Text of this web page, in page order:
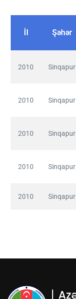
İl Şəhər
2010 Sinqapur
2010 Sinqapur
2010 Sinqapur
2010 Sinqapur
2010 Sinqapur